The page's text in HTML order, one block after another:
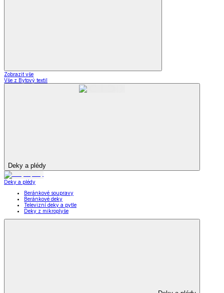
Zobrazit vše
Vše z Bytový textil
Deky a plédy
Deky a plédy
Beránkové soupravy
Beránkové deky
Televizní deky a pytle
Deky z mikroplyše